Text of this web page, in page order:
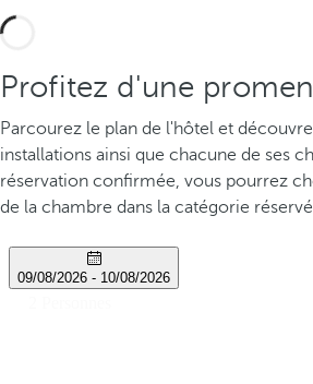
Profitez d'une
Parcourez le plan de l'hôtel et
installations ainsi que chacune de ses
réservation confirmée, vous pourrez
de la chambre dans la catégorie